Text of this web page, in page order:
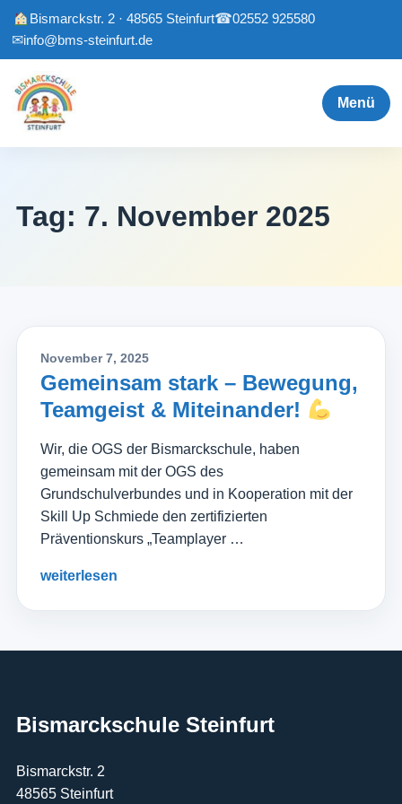
Bismarckstr. 2 · 48565 Steinfurt☎02552 925580
✉info@bms-steinfurt.de
Menü
Tag: 7. November 2025
November 7, 2025
Gemeinsam stark – Bewegung,
Teamgeist & Miteinander!
Wir, die OGS der Bismarckschule, haben
gemeinsam mit der OGS des
Grundschulverbundes und in Kooperation mit der
Skill Up Schmiede den zertifizierten
Präventionskurs „Teamplayer …
weiterlesen
Bismarckschule Steinfurt
Bismarckstr. 2
48565 Steinfurt